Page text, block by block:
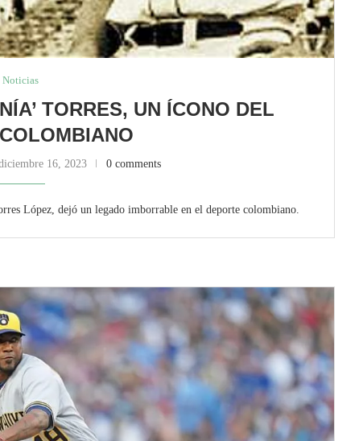
Noticias
TORRES, UN ÍCONO DEL
16, 2023 0 comments
López, dejó un legado imborrable en el deporte colombiano.